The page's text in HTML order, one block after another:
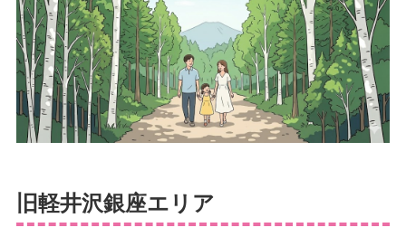
旧軽井沢銀座エリア